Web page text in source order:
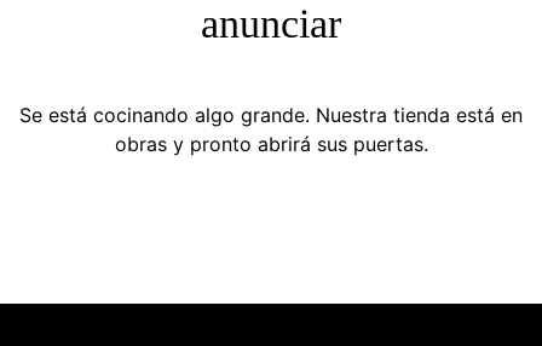
anunciar
Se está cocinando algo grande. Nuestra tienda está en
obras y pronto abrirá sus puertas.